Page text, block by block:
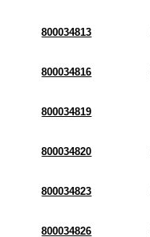
800034813
800034816
800034819
800034820
800034823
800034826